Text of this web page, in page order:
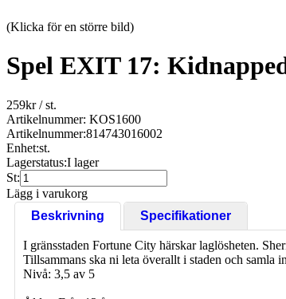
(Klicka för en större bild)
Spel EXIT 17:
259kr/ st.
Artikelnummer: KOS1600
Artikelnummer:814743016002
Enhet:st.
Lagerstatus:I lager
St:
Lägg i varukorg
Beskrivning
Specifikationer
I gränsstaden Fortune City härskar laglösheten.
Tillsammans ska ni leta överallt i staden och samla
Nivå: 3,5 av 5